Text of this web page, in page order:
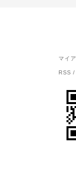
マイ
RSS /